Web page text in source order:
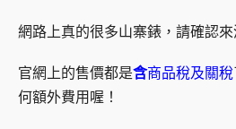
網路上真的很多山寨錶，請確認來
官網上的售價都是含商品稅及關稅
何額外費用喔！